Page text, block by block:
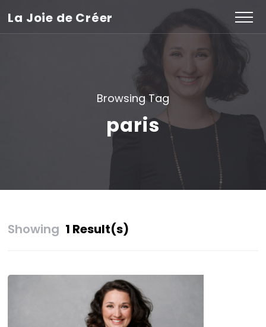
La Joie de Créer
Browsing Tag
paris
Showing 1 Result(s)